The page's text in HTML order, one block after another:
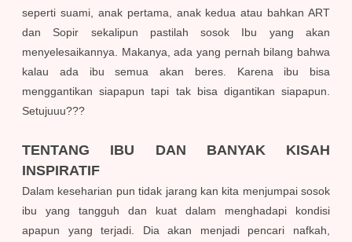
seperti suami, anak pertama, anak kedua atau bahkan ART
dan Sopir sekalipun pastilah sosok Ibu yang akan
menyelesaikannya. Makanya, ada yang pernah bilang bahwa
kalau ada ibu semua akan beres. Karena ibu bisa
menggantikan siapapun tapi tak bisa digantikan siapapun.
Setujuuu???
TENTANG IBU DAN BANYAK KISAH
INSPIRATIF
Dalam keseharian pun tidak jarang kan kita menjumpai sosok
ibu yang tangguh dan kuat dalam menghadapi kondisi
apapun yang terjadi. Dia akan menjadi pencari nafkah,